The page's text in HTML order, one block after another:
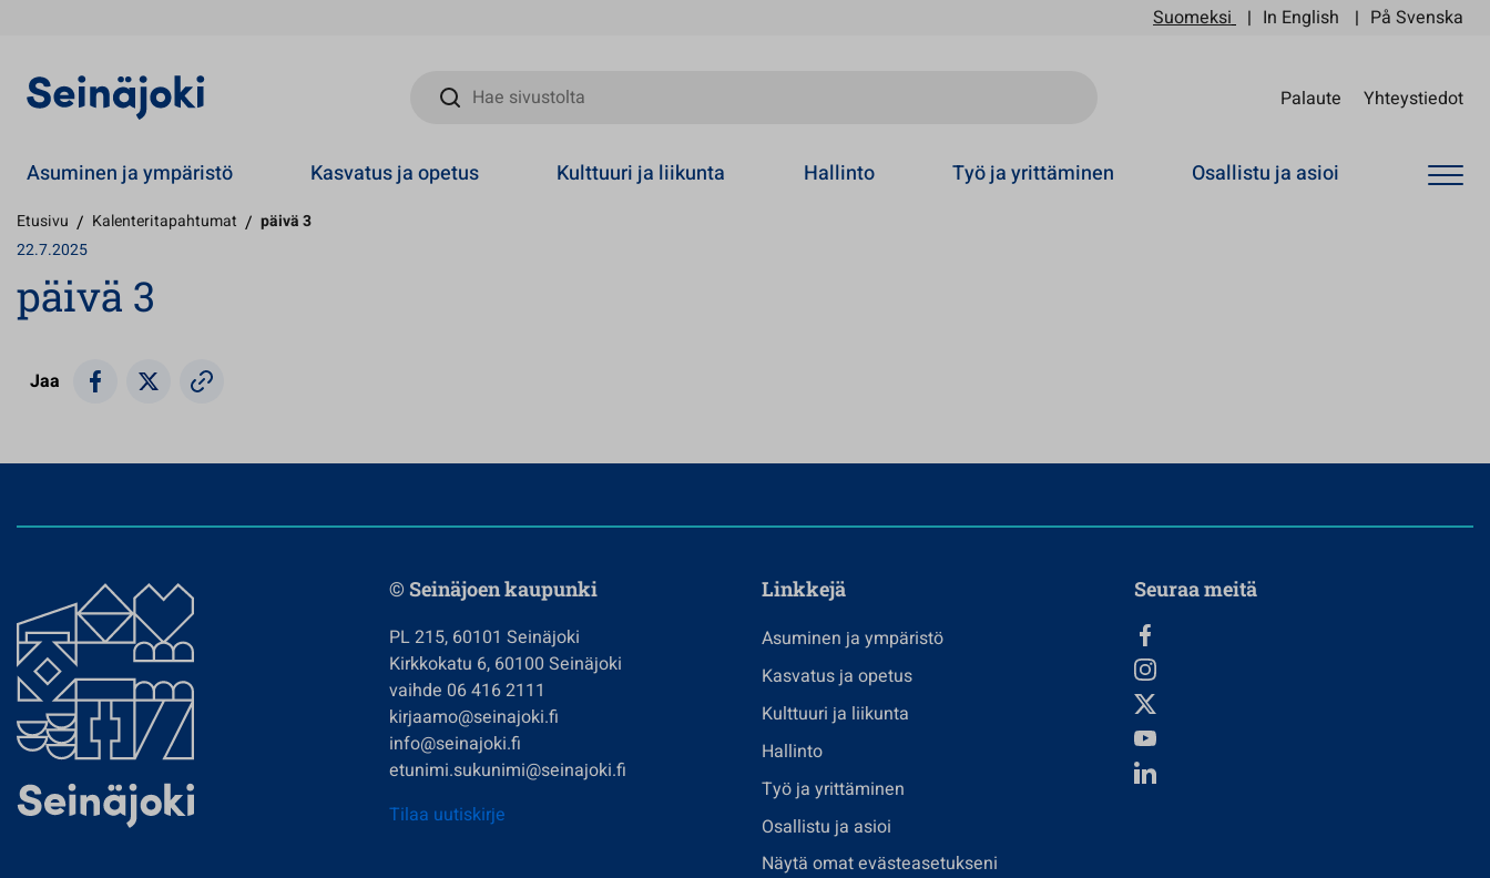
Suomeksi In English På Svenska
Hae sivustolta
Palaute Yhteystiedot
Asuminen ja ympäristö Kasvatus ja opetus Kulttuuri ja liikunta Hallinto Työ ja yrittäminen Osallistu ja asioi
Etusivu / Kalenteritapahtumat / päivä 3
22.7.2025
päivä 3
Jaa
© Seinäjoen kaupunki
PL 215, 60101 Seinäjoki
Kirkkokatu 6, 60100 Seinäjoki
vaihde 06 416 2111
kirjaamo@seinajoki.fi
info@seinajoki.fi
etunimi.sukunimi@seinajoki.fi
Tilaa uutiskirje
Linkkejä
Asuminen ja ympäristö
Kasvatus ja opetus
Kulttuuri ja liikunta
Hallinto
Työ ja yrittäminen
Osallistu ja asioi
Näytä omat evästeasetukseni
Seuraa meitä